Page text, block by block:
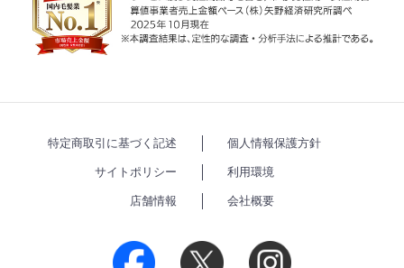
特定商取引に基づく記述 個人情報保護方針
サイトポリシー 利用環境
店舗情報 会社概要